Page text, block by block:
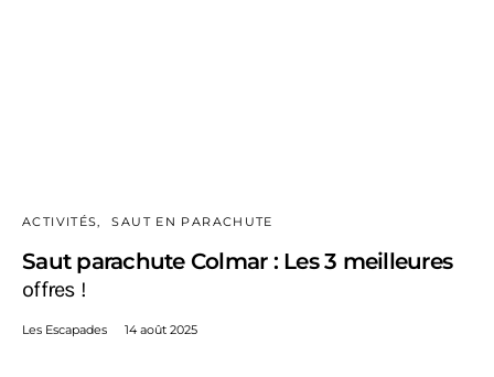
ACTIVITÉS SAUT EN PARACHUTE
Saut parachute Colmar : Les 3 meilleures
offres !
Les Escapades 14 août 2025